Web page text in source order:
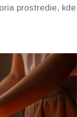
prostredie, kde